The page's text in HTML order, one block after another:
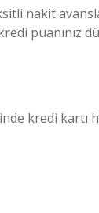
nakit
puanınız
kredi kartı